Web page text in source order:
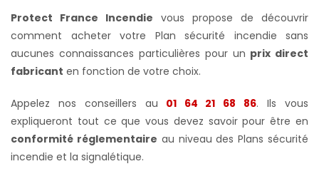
Protect France Incendie vous propose de découvrir
comment acheter votre Plan sécurité incendie sans
aucunes connaissances particulières pour un prix direct
fabricant en fonction de votre choix.
Appelez nos conseillers au 01 64 21 68 86. Ils vous
expliqueront tout ce que vous devez savoir pour être en
conformité réglementaire au niveau des Plans sécurité
incendie et la signalétique.